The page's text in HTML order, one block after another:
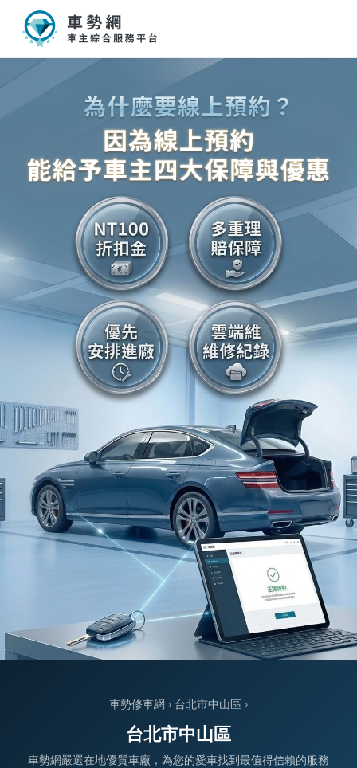
車勢修車網 › 台北市中山區 ›
台北市中山區
車勢網嚴選在地優質車廠，為您的愛車找到最值得信賴的服務